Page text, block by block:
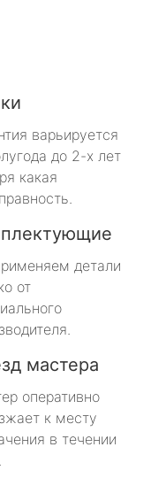
варьируется
до 2-х лет
какая
детали
от
мастера
оперативно
к месту
в течении